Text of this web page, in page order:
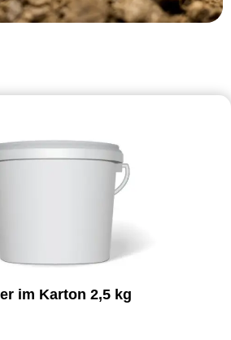
im Karton 2,5 kg